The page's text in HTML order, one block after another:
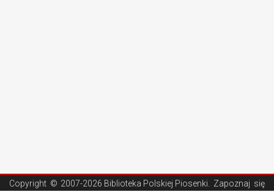
Copyright © 2007-2026 Biblioteka Polskiej Piosenki . Zapoznaj się